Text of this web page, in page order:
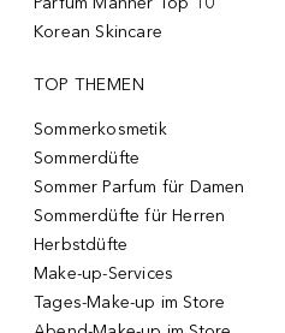
Korean Skincare
TOP THEMEN
Sommerkosmetik
Sommerdüfte
Sommer Parfum für Damen
Sommerdüfte für Herren
Herbstdüfte
Make-up-Services
Tages-Make-up im Store